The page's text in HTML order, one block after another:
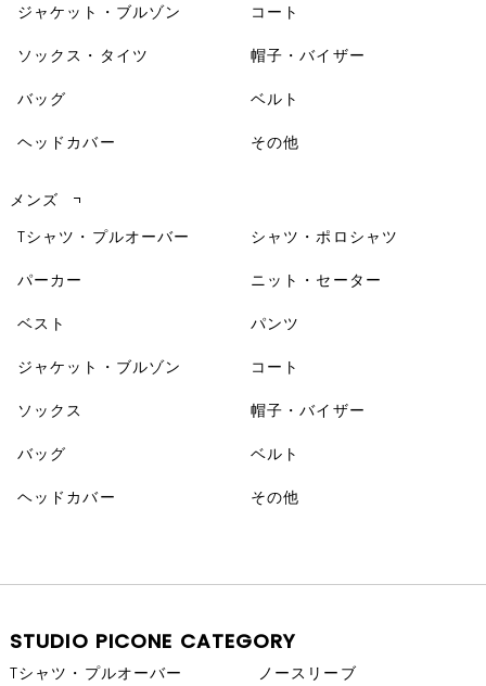
ジャケット・ブルゾン
コート
ソックス・タイツ
帽子・バイザー
バッグ
ベルト
ヘッドカバー
その他
メンズ
Tシャツ・プルオーバー
シャツ・ポロシャツ
パーカー
ニット・セーター
ベスト
パンツ
ジャケット・ブルゾン
コート
ソックス
帽子・バイザー
バッグ
ベルト
ヘッドカバー
その他
STUDIO PICONE CATEGORY
Tシャツ・プルオーバー
ノースリーブ